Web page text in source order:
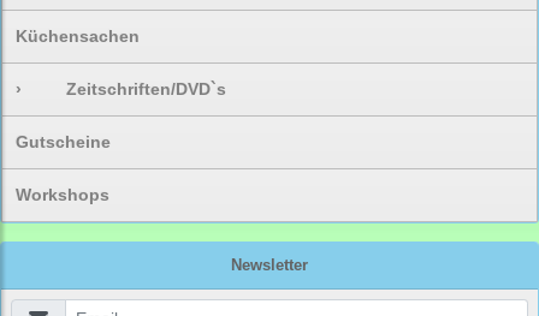
Küchensachen
› Zeitschriften/DVD`s
Gutscheine
Workshops
Newsletter